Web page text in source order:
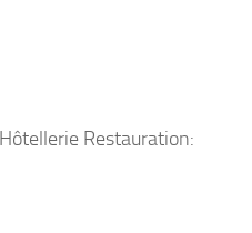
Restauration: